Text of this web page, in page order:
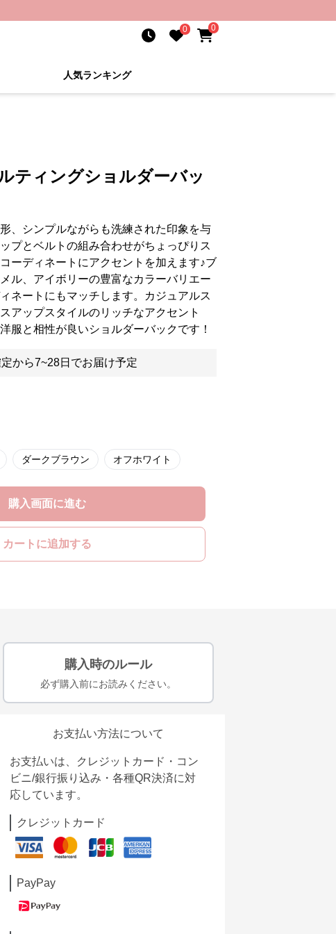
0 0
人気ランキング
ティングショルダーバッ
、シンプルながらも洗練された印象を与
プとベルトの組み合わせがちょっぴりス
ーディネートにアクセントを加えます♪ブ
ル、アイボリーの豊富なカラーバリエー
ネートにもマッチします。カジュアルス
アップスタイルのリッチなアクセント
服と相性が良いショルダーバックです！
から7~28日でお届け予定
ダークブラウン オフホワイト
購入画面に進む
カートに追加する
購入時のルール
必ず購入前にお読みください。
お支払い方法について
お支払いは、クレジットカード・コン
ビニ/銀行振り込み・各種QR決済に対
応しています。
クレジットカード
PayPay